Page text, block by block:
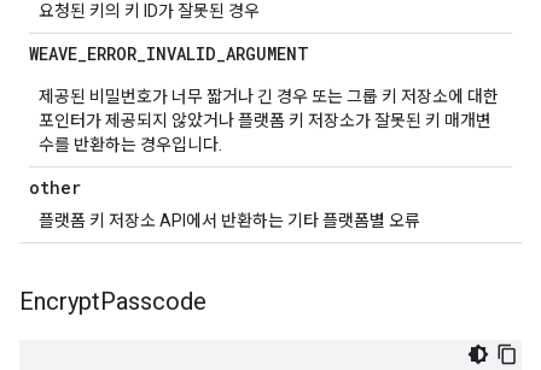
요청된 키의 키 ID가 잘못된 경우
WEAVE_ERROR_INVALID_ARGUMENT
제공된 비밀번호가 너무 짧거나 긴 경우 또는 그룹 키 저장소에 대한
포인터가 제공되지 않았거나 플랫폼 키 저장소가 잘못된 키 매개변
수를 반환하는 경우입니다.
other
플랫폼 키 저장소 API에서 반환하는 기타 플랫폼별 오류
EncryptPasscode